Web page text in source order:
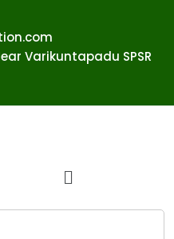
Varikuntapadu SPSR